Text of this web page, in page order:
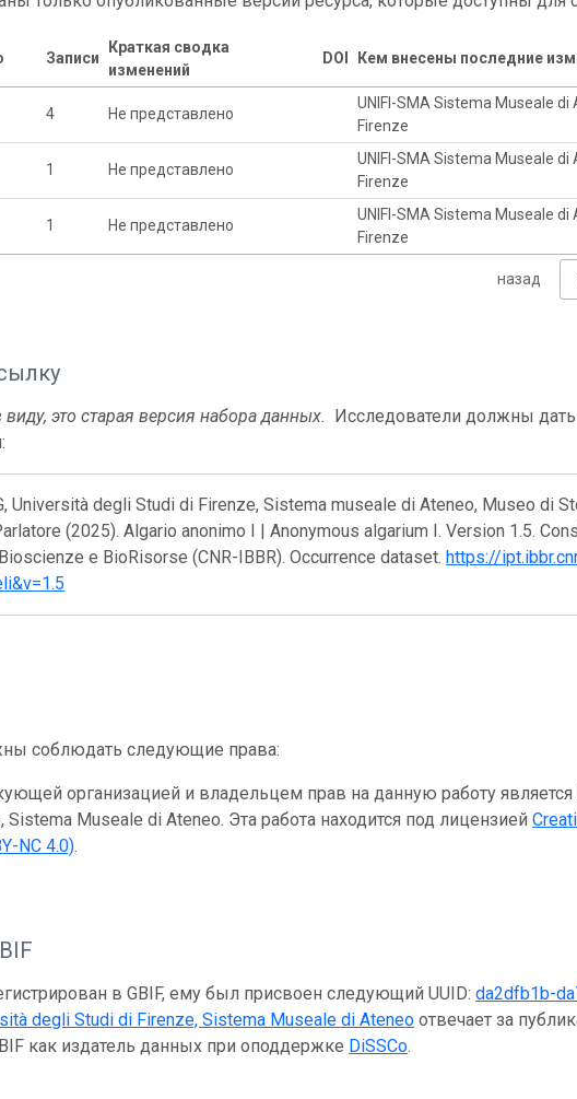
Записи
Краткая сводка
изменений
DOI Кем внесены последние
4 Не представлено
UNIFI-SMA Sistema Museale di
Firenze
1 Не представлено
UNIFI-SMA Sistema Museale di
Firenze
1 Не представлено
UNIFI-SMA Sistema Museale di
Firenze
назад
это старая версия набора данных. Исследователи должны дать
Università degli Studi di Firenze, Sistema museale di Ateneo, Museo di
(2025). Algario anonimo I | Anonymous algarium I. Version 1.5.
e BioRisorse (CNR-IBBR). Occurrence dataset.https://
соблюдать следующие права:
организацией и владельцем прав на данную работу
Sistema Museale di Ateneo. Эта работа находится под лицензией
NC 4.0).
в GBIF, ему был присвоен следующий UUID:da2dfb1b-
degli Studi di Firenze, Sistema Museale di Ateneo отвечает за
как издатель данных при оподдержке DiSSCo.